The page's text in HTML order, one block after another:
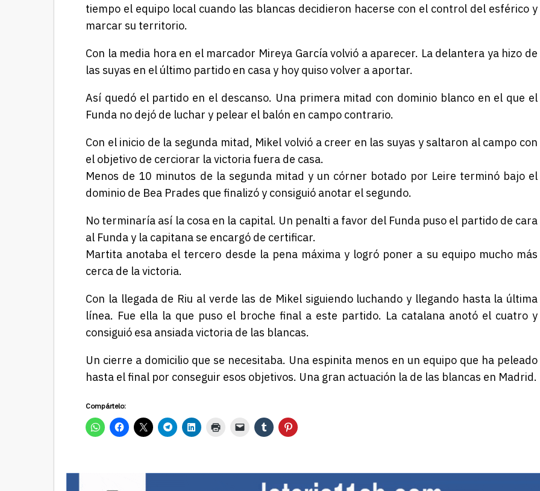
tiempo el equipo local cuando las blancas decidieron hacerse con el control del esférico y
marcar su territorio.
Con la media hora en el marcador Mireya García volvió a aparecer. La delantera ya hizo de
las suyas en el último partido en casa y hoy quiso volver a aportar.
Así quedó el partido en el descanso. Una primera mitad con dominio blanco en el que el
Funda no dejó de luchar y pelear el balón en campo contrario.
Con el inicio de la segunda mitad, Mikel volvió a creer en las suyas y saltaron al campo con
el objetivo de cerciorar la victoria fuera de casa.
Menos de 10 minutos de la segunda mitad y un córner botado por Leire terminó bajo el
dominio de Bea Prades que finalizó y consiguió anotar el segundo.
No terminaría así la cosa en la capital. Un penalti a favor del Funda puso el partido de cara
al Funda y la capitana se encargó de certificar.
Martita anotaba el tercero desde la pena máxima y logró poner a su equipo mucho más
cerca de la victoria.
Con la llegada de Riu al verde las de Mikel siguiendo luchando y llegando hasta la última
línea. Fue ella la que puso el broche final a este partido. La catalana anotó el cuatro y
consiguió esa ansiada victoria de las blancas.
Un cierre a domicilio que se necesitaba. Una espinita menos en un equipo que ha peleado
hasta el final por conseguir esos objetivos. Una gran actuación la de las blancas en Madrid.
Compártelo: